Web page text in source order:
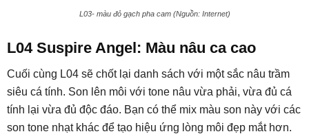
L03- màu đỏ gạch pha cam (Nguồn: Internet)
L04 Suspire Angel: Màu nâu ca cao
Cuối cùng L04 sẽ chốt lại danh sách với một sắc nâu trầm
siêu cá tính. Son lên môi với tone nâu vừa phải, vừa đủ cá
tính lại vừa đủ độc đáo. Bạn có thể mix màu son này với các
son tone nhạt khác để tạo hiệu ứng lòng môi đẹp mắt hơn.